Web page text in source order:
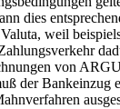
dies
weil
von
der Bankeinzug